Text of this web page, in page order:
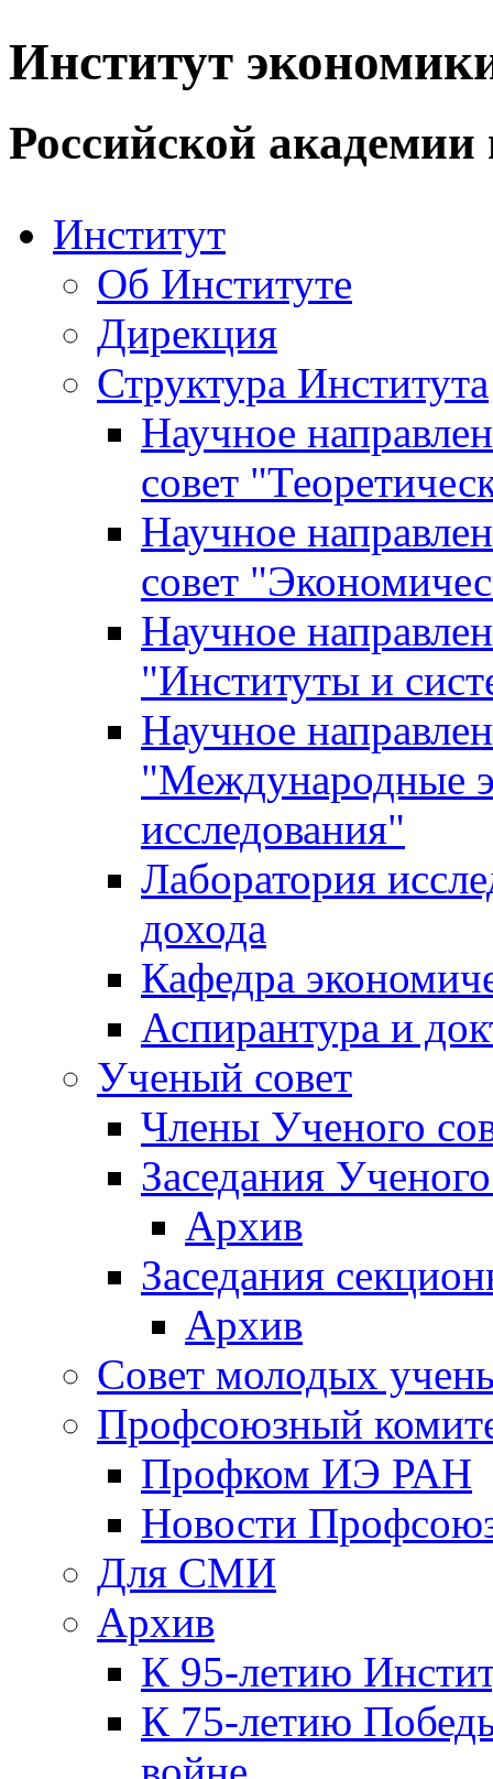
Институт
Российской академии
Институт
Об Институте
Дирекция
Структура Института
Научное
совет
Научное
совет
Научное
"Институты и
Научное
"Международные
исследования"
Лаборатория
дохода
Кафедра
Аспирантура и
Ученый совет
Члены Ученого
Заседания
Архив
Заседания
Архив
Совет молодых
Профсоюзный
Профком ИЭ РАН
Новости
Для СМИ
Архив
К 95-летию
К 75-летию